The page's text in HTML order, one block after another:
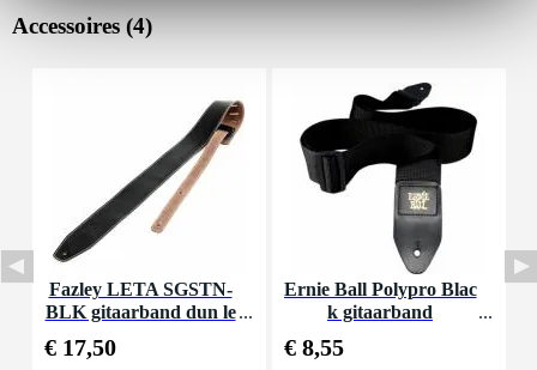
Accessoires (4)
Fazley LETA SGSTN-
BLK gitaarband dun le
€ 17,50
Ernie Ball Polypro Blac
k gitaarband
€ 8,55